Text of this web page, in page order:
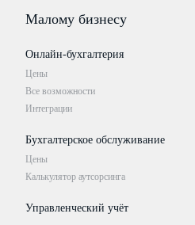
Малому бизнесу
Онлайн-бухгалтерия
Цены
Все возможности
Интеграции
Бухгалтерское обслуживание
Цены
Калькулятор аутсорсинга
Управленческий учёт